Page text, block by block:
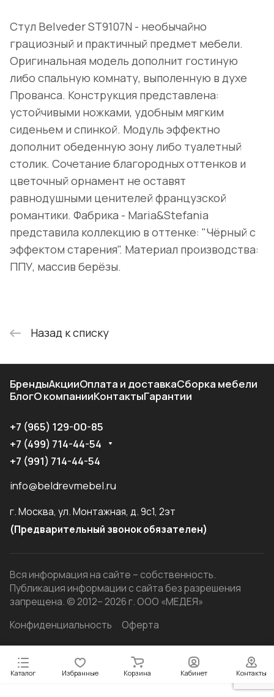
Стул Belveder ST9107N - необычайно
грациозный и практичный предмет мебели.
Оригинальная модель дополнит гостиную
либо спальную комнату, выполенную в духе
Прованса. Конструкция представлена:
устойчивыми ножками, удобным мягким
сиденьем и спинкой. Модуль эффектно
дополнит обеденную зону либо туалетный
столик. Сочетание благородных оттенков и
цветочный орнамент не оставят
равнодушными ценителей французской
романтики. Фабрика - Maria&Stefania
представила коллекцию в оттенке: "Чёрный с
эффектом старения". Материал производства:
ППУ, массив берёзы.
Назад к списку
Каталог Избранные Корзина Кабинет Контакты
БрендыАкцииОплата и доставкаСборка мебели
БлогО компанииКонтактыГарантии
+7 (965) 129-00-85
+7 (499) 714-44-54
+7 (991) 714-44-54
info@beldrevmebel.ru
г. Москва, ул. Монтажная, д. 9с1, 2эт
(Предварительный звонок обязателен)
Вся информация на сайте – собственность.
Публикация информации с сайта без разрешения
запрещена. © 2012– 2026 г. ООО «МЕДЕЯ»
Конфиденциальность
Оферта